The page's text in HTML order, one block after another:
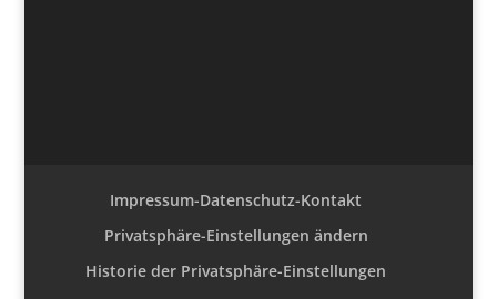
Impressum-Datenschutz-Kontakt
Privatsphäre-Einstellungen ändern
Historie der Privatsphäre-Einstellungen